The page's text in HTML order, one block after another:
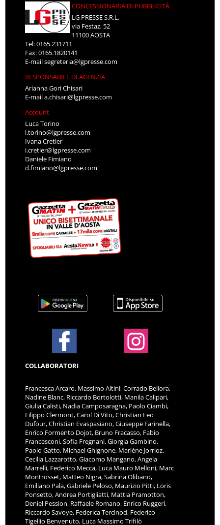
CONCESSIONARIA DI PUBBLICITÀ
LG PRESSE S.R.L.
via Festaz, 52
11100 AOSTA
Tel: 0165.231711
Fax: 0165.1820141
E-mailsegreteria@lgpresse.com
RESPONSABILE DI AGENZIA
Arianna Gori Chisari
E-maila.chisari@lgpresse.com
Account
Luca Torino
l.torino@lgpresse.com
Ivana Cretier
i.cretier@lgpresse.com
Daniele Fimiano
d.fimiano@lgpresse.com
COLLABORATORI
Francesca Arcaro, Massimo Altini, Corrado Bellora,
Nadine Blanc, Riccardo Bortolotti, Manila Calipari,
Giulia Calisti, Nadia Camposaragna, Paolo Ciambi,
Filippo Clermont, Carol Di Vito, Christian Leo
Dufour, Christian Evaspasiano, Giuseppe Farinella,
Enrico Formento Dojot, Bruno Fracasso, Fabio
Francesconi, Sofia Fregnani, Giorgia Gambino,
Paolo Gatto, Michael Ghignone, Marlène Jorrioz,
Cecilia Lazzarotto, Giacomo Mangano, Angela
Marrelli, Federico Mecca, Luca Mauro Melloni, Marc
Montrosset, Matteo Nigra, Sabrina Olibano,
Emiliano Pala, Gabriele Peloso, Maurizio Pitti, Loris
Ponsetto, Andrea Portigliatti, Mattia Pramotton,
Deniel Pession, Raffaele Romano, Enrico Ruggeri,
Riccardo Savoye, Federica Tercinod, Federico
Tigellio Benvenuto, Luca Massimo Trifilò